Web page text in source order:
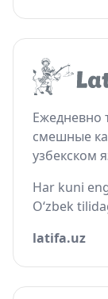
Ежедневно
смешные
узбекском
Har kuni
O‘zbek
latifa.uz